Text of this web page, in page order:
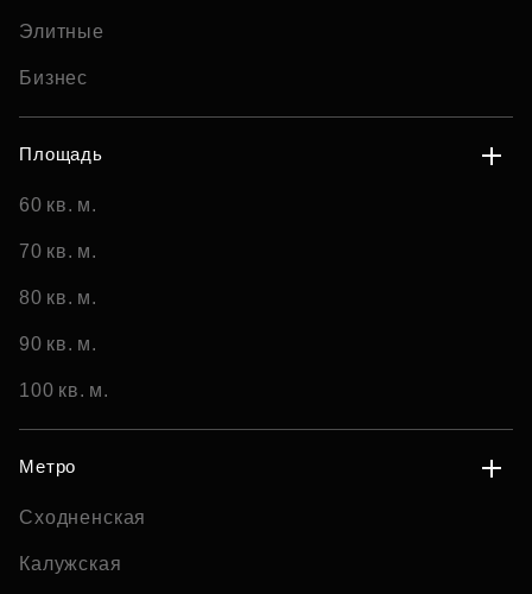
Элитные
Бизнес
Площадь
60 кв. м.
70 кв. м.
80 кв. м.
90 кв. м.
100 кв. м.
Метро
Сходненская
Калужская